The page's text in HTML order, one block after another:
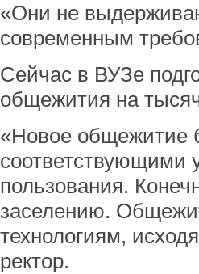
«Они не
современным
Сейчас в ВУЗе
общежития на
«Новое общежитие
соответствующими
пользования.
заселению.
технологиям,
ректор.